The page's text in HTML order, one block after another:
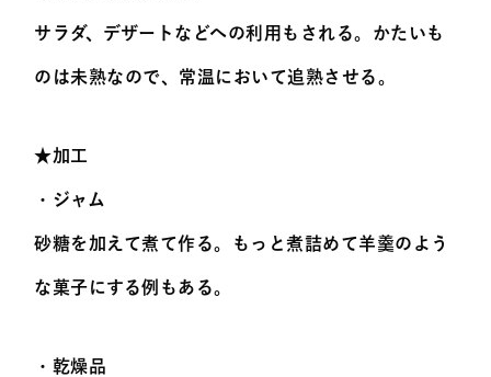
サラダ、デザートなどへの利用もされる。かたいも
のは未熟なので、常温において追熟させる。
★加工
・ジャム
砂糖を加えて煮て作る。もっと煮詰めて羊羹のよう
な菓子にする例もある。
・乾燥品